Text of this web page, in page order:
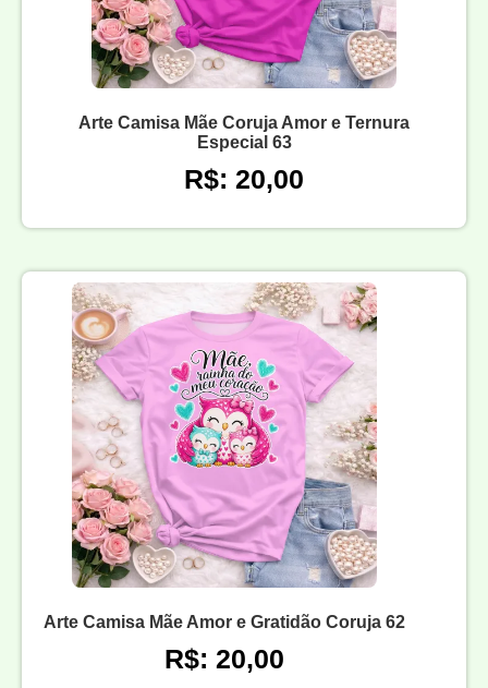
Arte Camisa Mãe Coruja Amor e Ternura
Especial 63
R$: 20,00
Arte Camisa Mãe Amor e Gratidão Coruja 62
R$: 20,00